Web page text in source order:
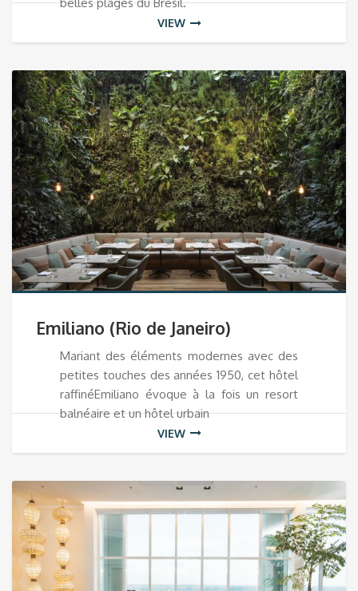
VIEW
Emiliano (Rio de Janeiro)
Mariant des éléments modernes avec des
petites touches des années 1950, cet hôtel
raffinéEmiliano évoque à la fois un resort
balnéaire et un hôtel urbain
VIEW